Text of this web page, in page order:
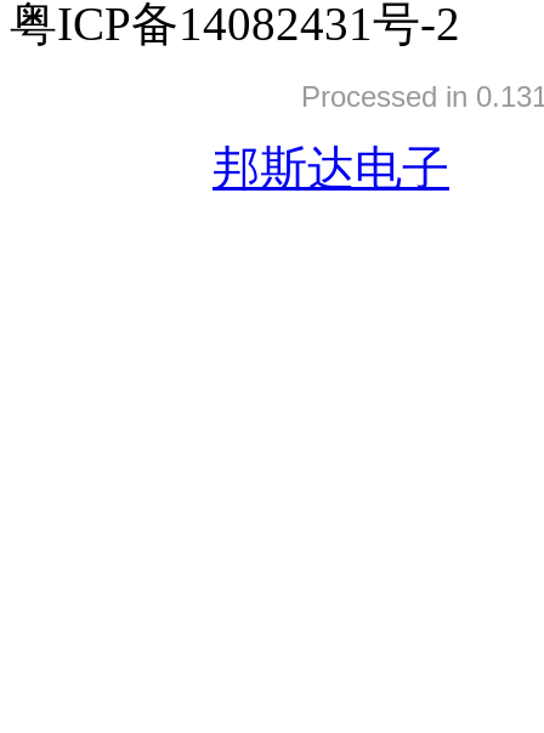
粤ICP备14082431号-2
Processed in
邦斯达电子